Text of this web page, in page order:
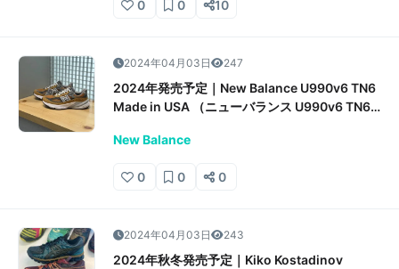
0 0 10
2024年04月03日 247
2024年発売予定｜New Balance U990v6 TN6
Made in USA （ニューバランス U990v6 TN6
New Balance
0 0 0
2024年04月03日 243
2024年秋冬発売予定｜Kiko Kostadinov